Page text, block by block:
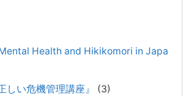
る「きょうだい」必見②きょうだ
Health and Hikikomori in Japa
い危機管理講座』
(3)